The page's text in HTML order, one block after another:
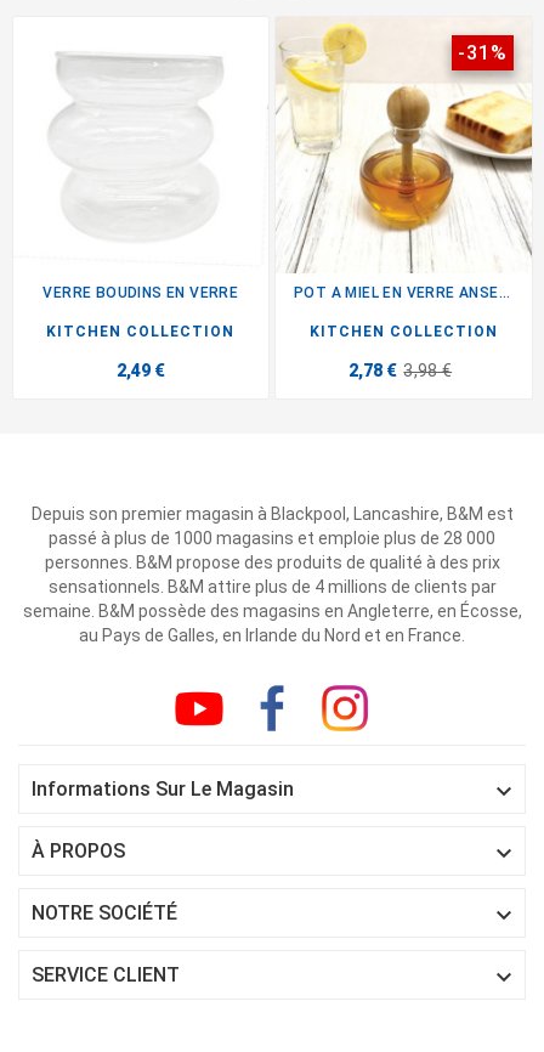
VERRE BOUDINS EN VERRE
KITCHEN COLLECTION
2,49 €
-31%
POT A MIEL EN VERRE ANSE BOULE
KITCHEN COLLECTION
2,78 € 3,98 €
Depuis son premier magasin à Blackpool, Lancashire, B&M est
passé à plus de 1000 magasins et emploie plus de 28 000
personnes. B&M propose des produits de qualité à des prix
sensationnels. B&M attire plus de 4 millions de clients par
semaine. B&M possède des magasins en Angleterre, en Écosse,
au Pays de Galles, en Irlande du Nord et en France.
Informations Sur Le Magasin 
À PROPOS 
NOTRE SOCIÉTÉ 
SERVICE CLIENT 